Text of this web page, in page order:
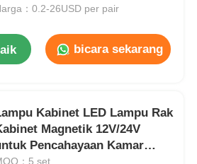
：0.2-26USD per pair
bicara sekarang
Kabinet LED Lampu Rak
Magnetik 12V/24V
Pencahayaan Kamar
Luar Ruangan
：5 set